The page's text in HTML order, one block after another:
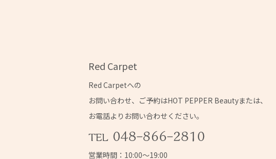
Red Carpet
Red Carpetへの
お問い合わせ、ご予約はHOT PEPPER Beautyまたは、
お電話よりお問い合わせください。
営業時間：10:00～19:00